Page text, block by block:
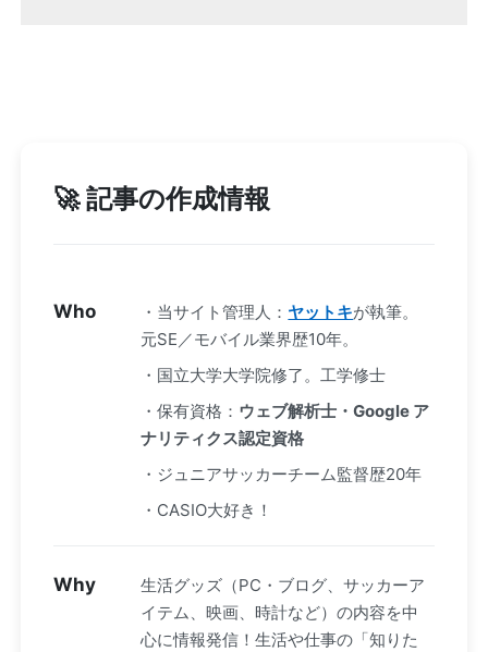
🚀 記事の作成情報
Who ・当サイト管理人： ヤットキが執筆。
元SE／モバイル業界歴10年。
・国立大学大学院修了。工学修士
・保有資格： ウェブ解析士・Google ア
ナリティクス認定資格
・ジュニアサッカーチーム監督歴20年
・CASIO大好き！
Why
生活グッズ（PC・ブログ、サッカーア
イテム、映画、時計など）の内容を中
心に情報発信！生活や仕事の「知りた